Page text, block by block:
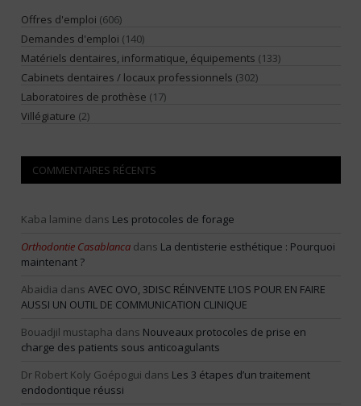
Offres d'emploi (606)
Demandes d'emploi (140)
Matériels dentaires, informatique, équipements (133)
Cabinets dentaires / locaux professionnels (302)
Laboratoires de prothèse (17)
Villégiature (2)
COMMENTAIRES RÉCENTS
Kaba lamine dans Les protocoles de forage
Orthodontie Casablanca dans La dentisterie esthétique : Pourquoi
maintenant ?
Abaidia dans AVEC OVO, 3DISC RÉINVENTE L’IOS POUR EN FAIRE
AUSSI UN OUTIL DE COMMUNICATION CLINIQUE
Bouadjil mustapha dans Nouveaux protocoles de prise en
charge des patients sous anticoagulants
Dr Robert Koly Goépogui dans Les 3 étapes d’un traitement
endodontique réussi